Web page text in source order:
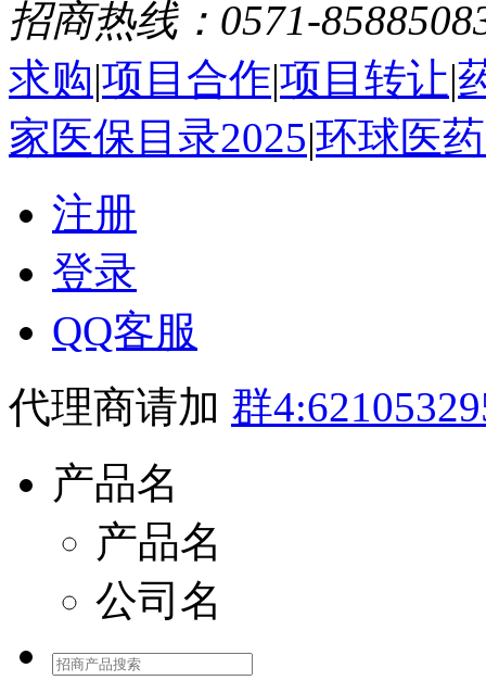
招商热线：0571-
求购|项目合作|项目转让|
家医保目录2025|环球医
注册
登录
QQ客服
代理商请加 群
产品名
产品名
公司名